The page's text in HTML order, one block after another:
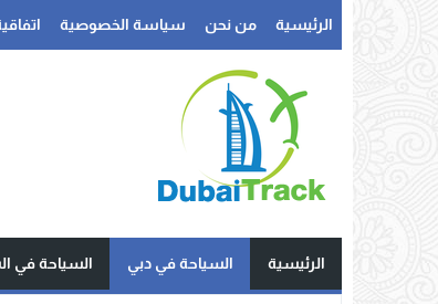
الرئيسية من نحن سياسة الخصوصية
الرئيسية السياحة في دبي السياحة في